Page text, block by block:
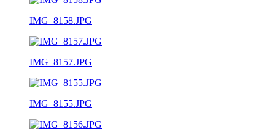
IMG_8158.JPG
IMG_8157.JPG
IMG_8155.JPG